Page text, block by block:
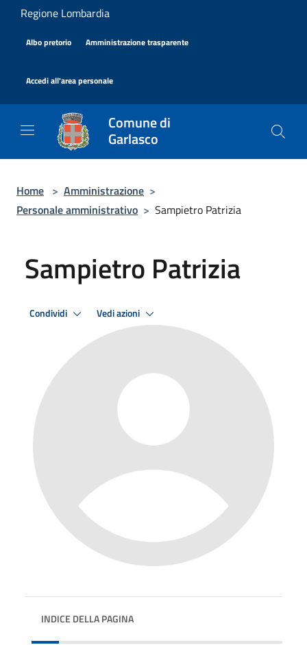
Salta al contenuto principale
Regione Lombardia
Albo pretorio Amministrazione trasparente
Accedi all'area personale
Comune di
Garlasco
Home > Amministrazione >
Personale amministrativo > Sampietro Patrizia
Sampietro Patrizia
Condividi Vedi azioni
INDICE DELLA PAGINA